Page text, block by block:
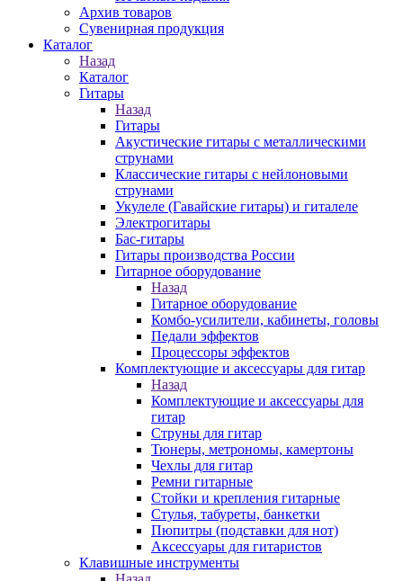
Архив товаров
Сувенирная продукция
Каталог
Назад
Каталог
Гитары
Назад
Гитары
Акустические гитары с металлическими
струнами
Классические гитары с нейлоновыми
струнами
Укулеле (Гавайские гитары) и гиталеле
Электрогитары
Бас-гитары
Гитары производства России
Гитарное оборудование
Назад
Гитарное оборудование
Комбо-усилители, кабинеты, головы
Педали эффектов
Процессоры эффектов
Комплектующие и аксессуары для гитар
Назад
Комплектующие и аксессуары для
гитар
Струны для гитар
Тюнеры, метрономы, камертоны
Чехлы для гитар
Ремни гитарные
Стойки и крепления гитарные
Стулья, табуреты, банкетки
Пюпитры (подставки для нот)
Аксессуары для гитаристов
Клавишные инструменты